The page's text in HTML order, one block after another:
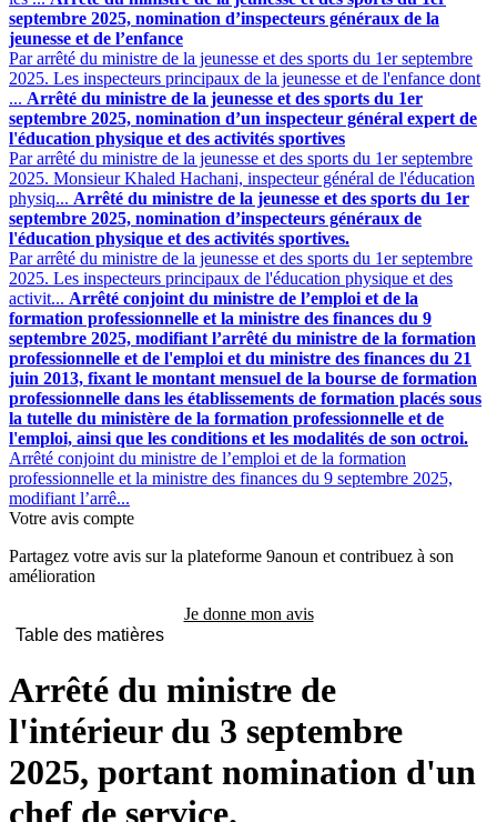
septembre 2025, nomination d’inspecteurs généraux de la
jeunesse et de l’enfance
Par arrêté du ministre de la jeunesse et des sports du 1er septembre
2025. Les inspecteurs principaux de la jeunesse et de l'enfance dont
... Arrêté du ministre de la jeunesse et des sports du 1er
septembre 2025, nomination d’un inspecteur général expert de
l'éducation physique et des activités sportives
Par arrêté du ministre de la jeunesse et des sports du 1er septembre
2025. Monsieur Khaled Hachani, inspecteur général de l'éducation
physiq... Arrêté du ministre de la jeunesse et des sports du 1er
septembre 2025, nomination d’inspecteurs généraux de
l'éducation physique et des activités sportives.
Par arrêté du ministre de la jeunesse et des sports du 1er septembre
2025. Les inspecteurs principaux de l'éducation physique et des
activit... Arrêté conjoint du ministre de l’emploi et de la
formation professionnelle et la ministre des finances du 9
septembre 2025, modifiant l’arrêté du ministre de la formation
professionnelle et de l'emploi et du ministre des finances du 21
juin 2013, fixant le montant mensuel de la bourse de formation
professionnelle dans les établissements de formation placés sous
la tutelle du ministère de la formation professionnelle et de
l'emploi, ainsi que les conditions et les modalités de son octroi.
Arrêté conjoint du ministre de l’emploi et de la formation
professionnelle et la ministre des finances du 9 septembre 2025,
modifiant l’arrê...
Votre avis compte
Partagez votre avis sur la plateforme 9anoun et contribuez à son
amélioration
Je donne mon avis
Table des matières
Arrêté du ministre de
l'intérieur du 3 septembre
2025, portant nomination d'un
chef de service.